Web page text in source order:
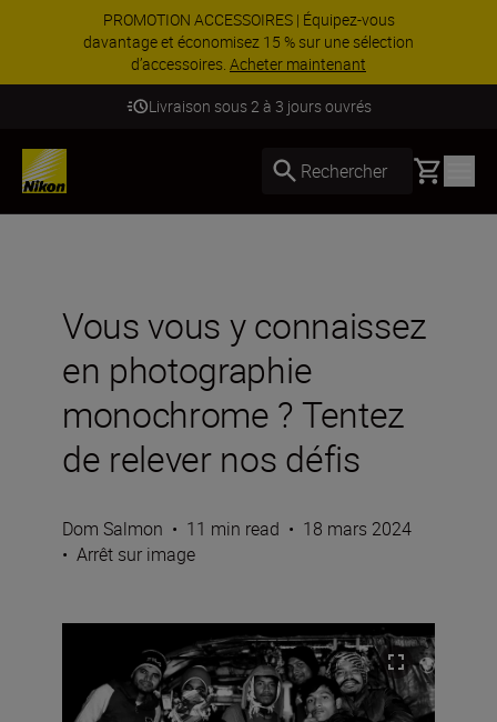
PROMOTION ACCESSOIRES | Équipez-vous
davantage et économisez 15 % sur une sélection
d’accessoires. Acheter maintenant
Livraison sous 2 à 3 jours ouvrés
Rechercher Basket
Vous vous y connaissez
en photographie
monochrome ? Tentez
de relever nos défis
Dom Salmon • 11 min read • 18 mars 2024
• Arrêt sur image